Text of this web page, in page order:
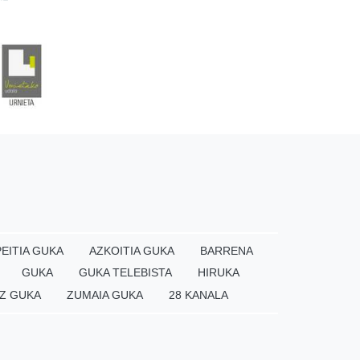
GUKA AZKOITIA GUKA
BARRENA
GUKA GUKA TELEBISTA
HIRUKA
GUKA ZUMAIA GUKA 28 KANALA